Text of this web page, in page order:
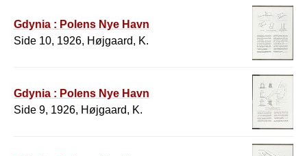
Gdynia : Polens Nye Havn
Side 10, 1926, Højgaard, K.
Gdynia : Polens Nye Havn
Side 9, 1926, Højgaard, K.